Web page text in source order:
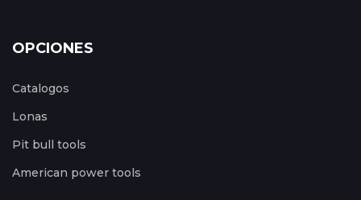
OPCIONES
Catalogos
Lonas
Pit bull tools
American power tools